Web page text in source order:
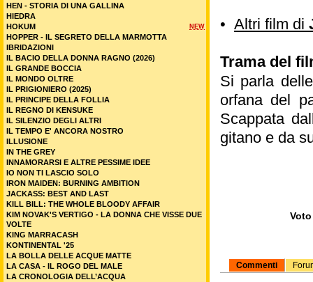
• Altri film di
Trama del
Si parla
orfana del
Scappata
gitano e da
Commenti
HEN - STORIA DI UNA GALLINA
HIEDRA
NEW
HOKUM
HOPPER - IL SEGRETO DELLA MARMOTTA
IBRIDAZIONI
IL BACIO DELLA DONNA RAGNO (2026)
IL GRANDE BOCCIA
IL MONDO OLTRE
IL PRIGIONIERO (2025)
IL PRINCIPE DELLA FOLLIA
IL REGNO DI KENSUKE
IL SILENZIO DEGLI ALTRI
IL TEMPO E' ANCORA NOSTRO
ILLUSIONE
IN THE GREY
INNAMORARSI E ALTRE PESSIME IDEE
IO NON TI LASCIO SOLO
IRON MAIDEN: BURNING AMBITION
JACKASS: BEST AND LAST
KILL BILL: THE WHOLE BLOODY AFFAIR
KIM NOVAK'S VERTIGO - LA DONNA CHE VISSE DUE
VOLTE
KING MARRACASH
KONTINENTAL '25
LA BOLLA DELLE ACQUE MATTE
LA CASA - IL ROGO DEL MALE
LA CRONOLOGIA DELL’ACQUA